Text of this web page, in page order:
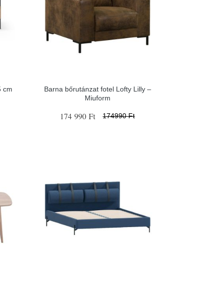
cm
Barna bőrutánzat fotel Lofty Lilly –
Miuform
174 990 Ft 174990 Ft